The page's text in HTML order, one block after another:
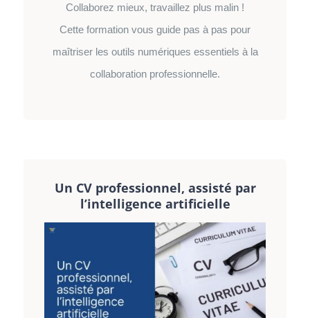
Collaborez mieux, travaillez plus malin !
Cette formation vous guide pas à pas pour
maîtriser les outils numériques essentiels à la
collaboration professionnelle.
Un CV professionnel, assisté par
l’intelligence artificielle